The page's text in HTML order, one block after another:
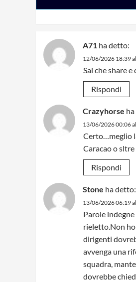
A71 ha detto:
12/06/2026 18:39
Sai che share
Rispondi
Crazyhorse
13/06/2026 00:06
Certo…meglio
Caracao o
Rispondi
Stone ha detto:
13/06/2026 06:19
Parole
rieletto.Non ho
dirigenti
avvenga una
squadra,
dovrebbe